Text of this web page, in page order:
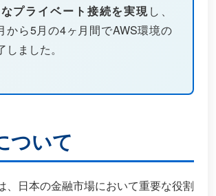
プライベート接続を実現し、
から5月の4ヶ月間でAWS環境の
ました。
ついて
、日本の金融市場において重要な役割